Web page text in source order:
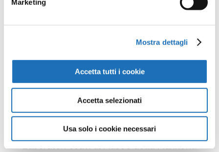
Marketing
Mostra dettagli
Accetta tutti i cookie
Accetta selezionati
Usa solo i cookie necessari
progetto ha l’obiettivo di creare
occasioni ed...
Articoli recenti
Laboratori estivi al Museo della Marineria